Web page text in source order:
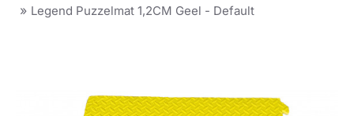
oLegend Puzzelmat 1,2CM Geel - Default